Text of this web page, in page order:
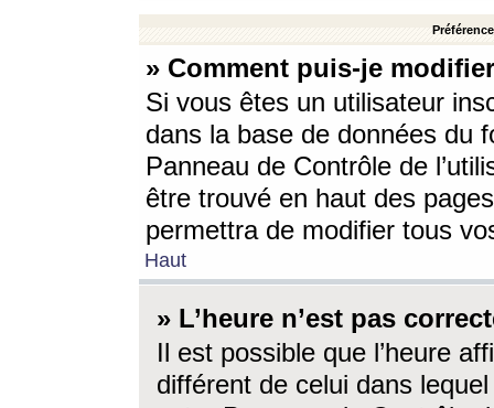
» Comment puis-je
Si vous êtes un utilisateur
dans la base de données du
Panneau de Contrôle de
être trouvé en haut des
permettra de modifier tous
Haut
» L’heure n’est pas
Il est possible que l’heure
différent de celui dans